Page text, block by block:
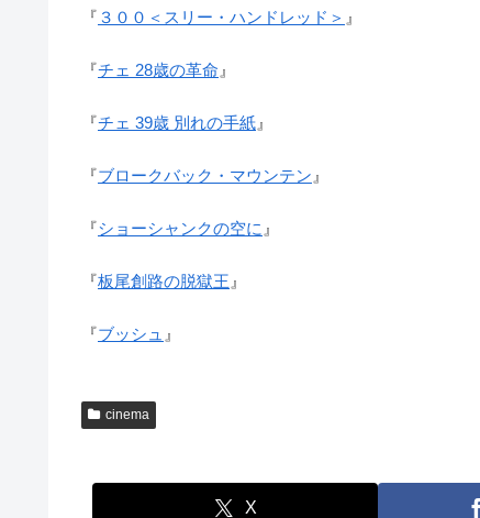
『 ３００＜スリー・ハンドレッド＞ 』
『チェ 28歳の革命 』
『チェ 39歳 別れの手紙 』
『ブロークバック・マウンテン 』
『ショーシャンクの空に 』
『板尾創路の脱獄王 』
『ブッシュ 』
cinema
X